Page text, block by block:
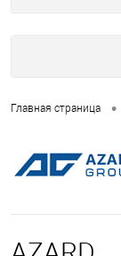
Главная страница •